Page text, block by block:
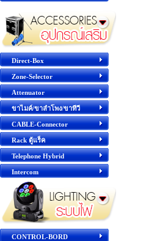
Direct-Box
Zone-Selector
Attenuator
ขาไมค์/ขาลำโพง/ขาทีวี
CABLE-Connector
Rack ตู้แร็ค
Telephone Hybrid
Intercom
CONTROL-BORD